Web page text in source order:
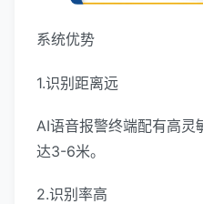
系统优势
1.识别距离远
AI语音报警终端配有高灵
达3-6米。
2.识别率高